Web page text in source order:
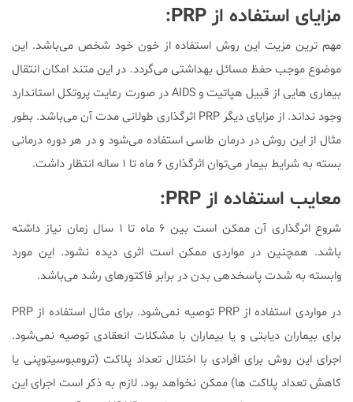
مزایای استفاده از PRP:
مهم‌ ترین مزیت این روش استفاده از خون خود شخص می‌باشد. این
موضوع موجب حفظ مسائل بهداشتی می‌گردد. در این متند امکان انتقال
بیماری هایی از قبیل هپاتیت و AIDS در صورت رعایت پروتکل استاندارد
وجود نداند. از مزایای دیگر PRP اثرگذاری طولانی مدت آن می‌باشد. بطور
مثال از این روش در درمان طاسی استفاده می‌شود و در هر دوره درمانی
بسته به شرایط بیمار می‌توان اثرگذاری ۶ ماه تا ۱ ساله انتظار داشت.
معایب استفاده از PRP:
شروع اثرگذاری آن ممکن است بین ۶ ماه تا ۱ سال زمان نیاز داشته
باشد. همچنین در مواردی ممکن است اثری دیده نشود. این مورد
وابسته به شدت پاسخدهی بدن در برابر فاکتورهای رشد می‌‌باشد.
در مواردی استفاده از PRP توصیه نمی‌شود. برای مثال استفاده از PRP
برای بیماران دیابتی و یا بیماران با مشکلات انعقادی توصیه نمی‌شود.
اجرای این روش برای افرادی با اختلال تعداد پلاکت (ترومبوسیتوپنی یا
کاهش تعداد پلاکت ها) ممکن نخواهد بود. لازم به ذکر است اجرای این